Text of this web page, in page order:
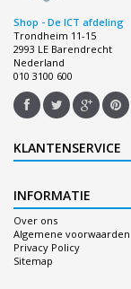
Shop - De ICT afdeling
Trondheim 11-15
2993 LE Barendrecht
Nederland
010 3100 600
KLANTENSERVICE
INFORMATIE
Over ons
Algemene voorwaarden
Privacy Policy
Sitemap